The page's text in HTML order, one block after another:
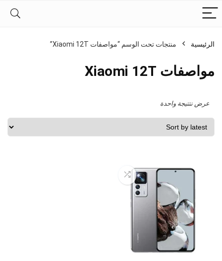
الرئيسية منتجات تحت الوسم “مواصفات Xiaomi 12T”
مواصفات Xiaomi 12T
عرض نتتيجة واحدة